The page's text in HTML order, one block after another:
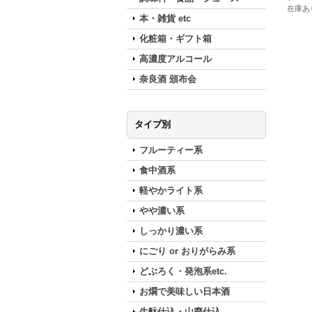
本・雑貨 etc
化粧箱・ギフト箱
高濃度アルコール
奈良酒 頒布会
タイプ別
フルーティー系
食中酒系
軽やかライト系
やや濃い系
しっかり濃い系
にごり or おりがらみ系
どぶろく・発泡系etc.
お燗で美味しい日本酒
在庫あ